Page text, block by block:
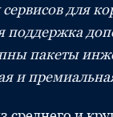
для
поддержка
пакеты
и